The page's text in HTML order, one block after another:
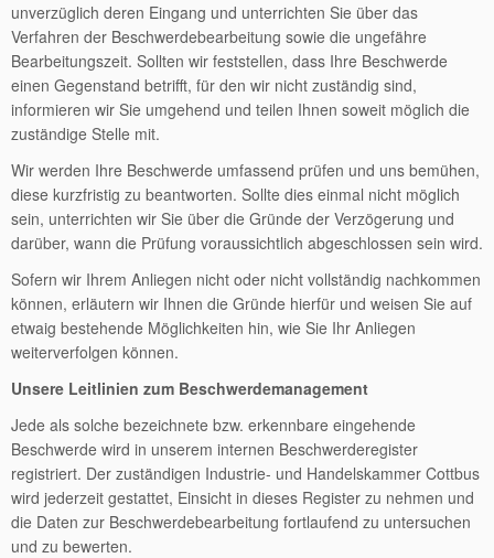
unverzüglich deren Eingang und unterrichten Sie über das
Verfahren der Beschwerdebearbeitung sowie die ungefähre
Bearbeitungszeit. Sollten wir feststellen, dass Ihre Beschwerde
einen Gegenstand betrifft, für den wir nicht zuständig sind,
informieren wir Sie umgehend und teilen Ihnen soweit möglich die
zuständige Stelle mit.
Wir werden Ihre Beschwerde umfassend prüfen und uns bemühen,
diese kurzfristig zu beantworten. Sollte dies einmal nicht möglich
sein, unterrichten wir Sie über die Gründe der Verzögerung und
darüber, wann die Prüfung voraussichtlich abgeschlossen sein wird.
Sofern wir Ihrem Anliegen nicht oder nicht vollständig nachkommen
können, erläutern wir Ihnen die Gründe hierfür und weisen Sie auf
etwaig bestehende Möglichkeiten hin, wie Sie Ihr Anliegen
weiterverfolgen können.
Unsere Leitlinien zum Beschwerdemanagement
Jede als solche bezeichnete bzw. erkennbare eingehende
Beschwerde wird in unserem internen Beschwerderegister
registriert. Der zuständigen Industrie- und Handelskammer Cottbus
wird jederzeit gestattet, Einsicht in dieses Register zu nehmen und
die Daten zur Beschwerdebearbeitung fortlaufend zu untersuchen
und zu bewerten.